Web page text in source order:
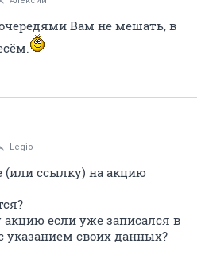
Вам не мешать, в
Legio
(или ссылку) на акцию
если уже записался в
указанием своих данных?